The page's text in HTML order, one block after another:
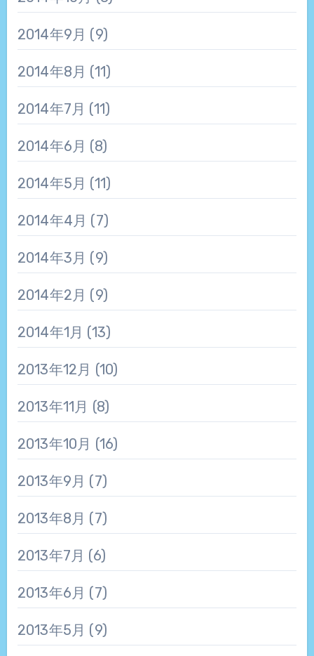
2014年9月 (9)
2014年8月 (11)
2014年7月 (11)
2014年6月 (8)
2014年5月 (11)
2014年4月 (7)
2014年3月 (9)
2014年2月 (9)
2014年1月 (13)
2013年12月 (10)
2013年11月 (8)
2013年10月 (16)
2013年9月 (7)
2013年8月 (7)
2013年7月 (6)
2013年6月 (7)
2013年5月 (9)